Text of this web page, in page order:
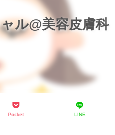
ル@美容皮膚科
Pocket LINE